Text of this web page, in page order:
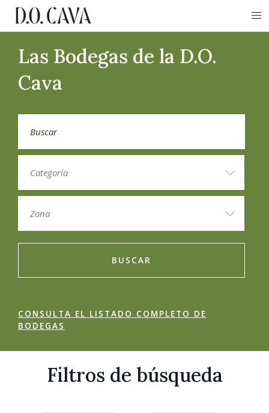
Las Bodegas de la D.O.
Cava
BUSCAR
CONSULTA EL LISTADO COMPLETO DE
BODEGAS
Filtros de búsqueda